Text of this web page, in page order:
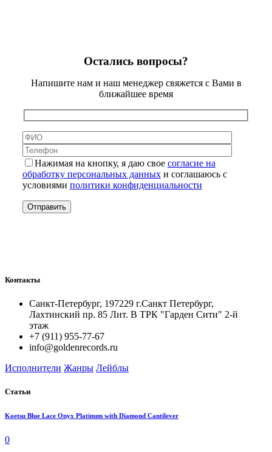
Остались вопросы?
Напишите нам и наш менеджер свяжется с Вами в
ближайшее время
Нажимая на кнопку, я даю свое согласие на
обработку персональных данныхи соглашаюсь с
условиями политики конфиденциальности
Контакты
Санкт-Петербург, 197229 г.Санкт Петербург,
Лахтинский пр. 85 Лит. B ТРК "Гарден Сити" 2-й
этаж
+7 (911) 955-77-67
info@goldenrecords.ru
Исполнители Жанры Лейблы
Статьи
Koetsu Blue Lace Onyx Platinum with Diamond Cantilever
0